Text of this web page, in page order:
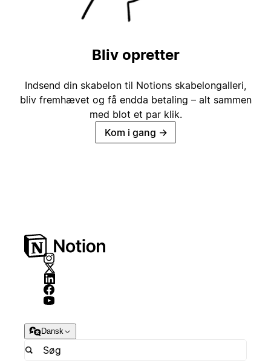
Bliv opretter
Indsend din skabelon til Notions skabelongalleri,
bliv fremhævet og få endda betaling – alt sammen
med blot et par klik.
Kom i gang →
Dansk